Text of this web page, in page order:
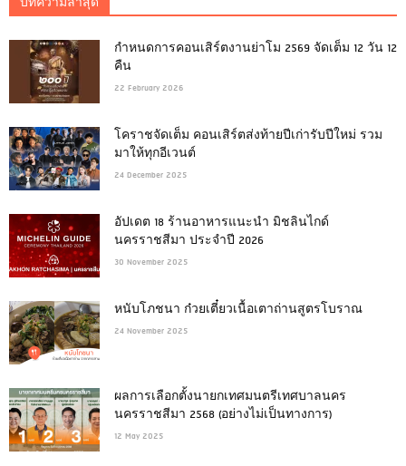
บทความล่าสุด
กำหนดการคอนเสิร์ตงานย่าโม 2569 จัดเต็ม 12 วัน 12
คืน
22 February 2026
โคราชจัดเต็ม คอนเสิร์ตส่งท้ายปีเก่ารับปีใหม่ รวม
มาให้ทุกอีเวนต์
24 December 2025
อัปเดต 18 ร้านอาหารแนะนำ มิชลินไกด์
นครราชสีมา ประจำปี 2026
30 November 2025
หนับโภชนา ก๋วยเตี๋ยวเนื้อเตาถ่านสูตรโบราณ
24 November 2025
ผลการเลือกตั้งนายกเทศมนตรีเทศบาลนคร
นครราชสีมา 2568 (อย่างไม่เป็นทางการ)
12 May 2025